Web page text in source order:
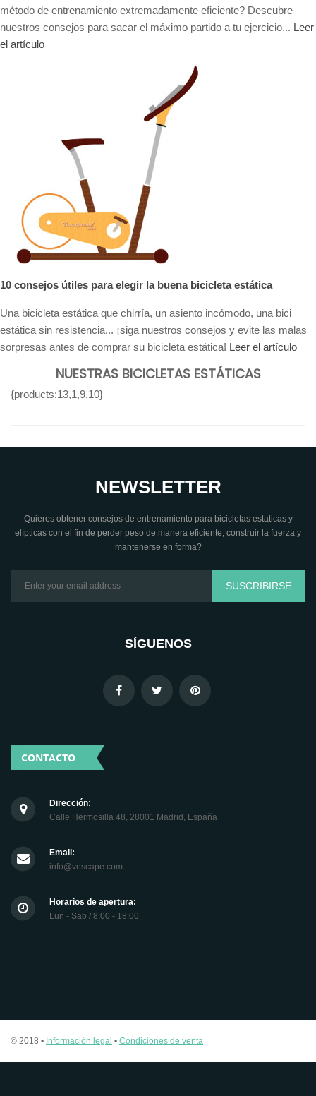
método de entrenamiento extremadamente eficiente? Descubre
nuestros consejos para sacar el máximo partido a tu ejercicio... Leer
el artículo
10 consejos útiles para elegir la buena bicicleta estática
Una bicicleta estática que chirría, un asiento incómodo, una bici
estática sin resistencia... ¡siga nuestros consejos y evite las malas
sorpresas antes de comprar su bicicleta estática! Leer el artículo
NUESTRAS BICICLETAS ESTÁTICAS
{products:13,1,9,10}
NEWSLETTER
Quieres obtener consejos de entrenamiento para bicicletas estaticas y
elípticas con el fin de perder peso de manera eficiente, construir la fuerza y
mantenerse en forma?
SUSCRIBIRSE
SÍGUENOS
CONTACTO
Dirección:
Calle Hermosilla 48, 28001 Madrid, España
Email:
info@vescape.com
Horarios de apertura:
Lun - Sab / 8:00 - 18:00
© 2018 • Información legal • Condiciones de venta